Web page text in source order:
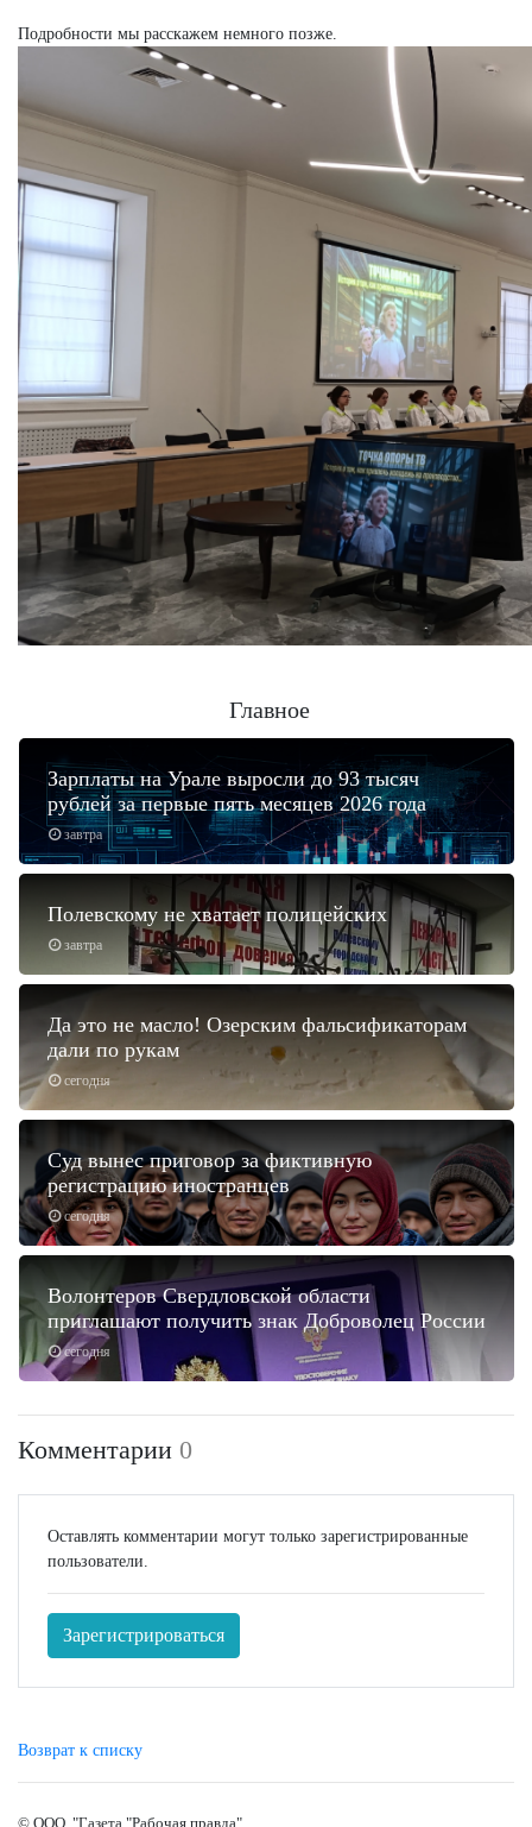
Подробности мы расскажем немного позже.
Главное
завтра
Зарплаты на Урале выросли до 93 тысяч
рублей за первые пять месяцев 2026 года
завтра
Полевскому не хватает полицейских
сегодня
Да это не масло! Озерским фальсификаторам
дали по рукам
сегодня
Суд вынес приговор за фиктивную
регистрацию иностранцев
сегодня
Волонтеров Свердловской области
приглашают получить знак Доброволец России
Комментарии 0
Оставлять комментарии могут только зарегистрированные
пользователи.
Зарегистрироваться
Возврат к списку
© ООО "Газета "Рабочая правда"